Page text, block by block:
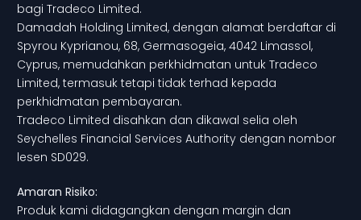
bagi Tradeco Limited.
Damadah Holding Limited, dengan alamat berdaftar di
Spyrou Kyprianou, 68, Germasogeia, 4042 Limassol,
Cyprus, memudahkan perkhidmatan untuk Tradeco
Limited, termasuk tetapi tidak terhad kepada
perkhidmatan pembayaran.
Tradeco Limited disahkan dan dikawal selia oleh
Seychelles Financial Services Authority dengan nombor
lesen SD029.
Amaran Risiko:
Produk kami didagangkan dengan margin dan